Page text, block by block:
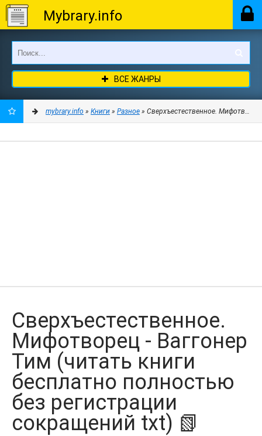
Mybrary.info
ВСЕ ЖАНРЫ
mybrary.info » Книги » Разное » Сверхъестественное.
Сверхъестественное.
Мифотворец - Ваггонер
Тим (читать книги
бесплатно полностью
без регистрации
сокращений txt) 📗